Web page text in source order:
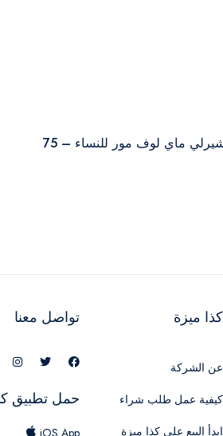
سبراي جسم شيرلي ماي لوف مور للنساء – 75
كذا ميزة
عن الشركة
كيفية عمل طلب شراء
ابدأ البيع علي كذا ميزة
تواصل معنا
حمل تطبيق
iOS App